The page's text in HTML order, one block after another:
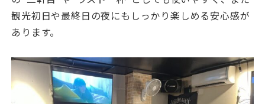
観光初日や最終日の夜にもしっかり楽しめる安心感が
あります。